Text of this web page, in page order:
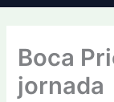
Boca
jornada